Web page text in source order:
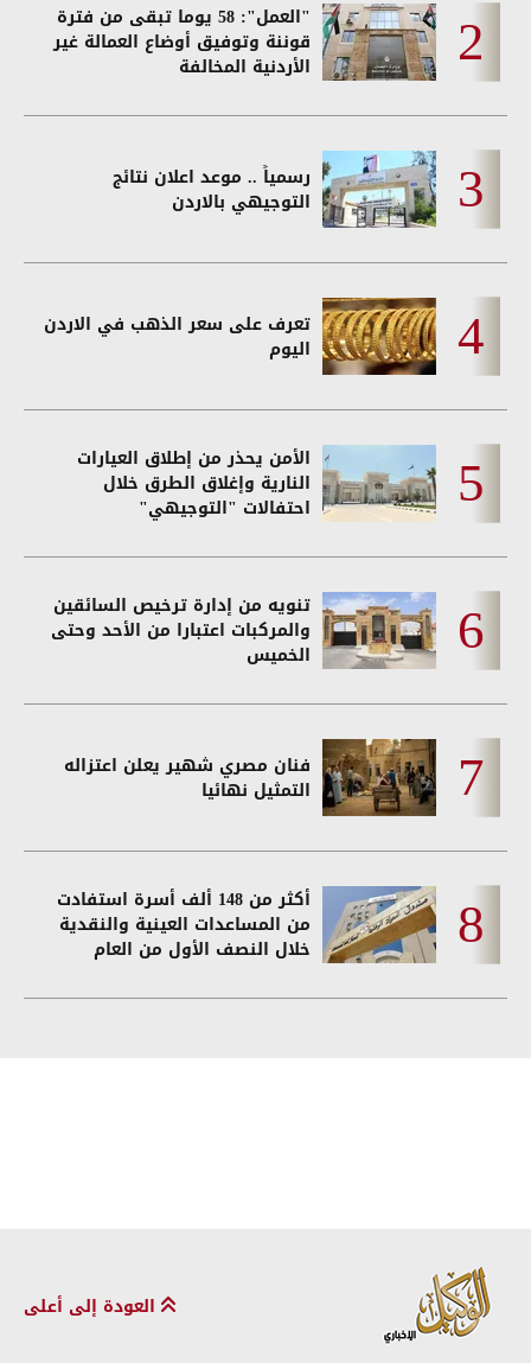
"العمل": 58 يوما تبقى من فترة
قوننة وتوفيق أوضاع العمالة غير
الأردنية المخالفة
رسمياً .. موعد اعلان نتائج
التوجيهي بالاردن
تعرف على سعر الذهب في الاردن
اليوم
الأمن يحذر من إطلاق العيارات
النارية وإغلاق الطرق خلال
احتفالات "التوجيهي"
تنويه من إدارة ترخيص السائقين
والمركبات اعتبارا من الأحد وحتى
الخميس
فنان مصري شهير يعلن اعتزاله
التمثيل نهائيا
أكثر من 148 ألف أسرة استفادت
من المساعدات العينية والنقدية
خلال النصف الأول من العام
العودة إلى أعلى